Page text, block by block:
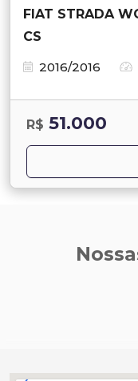
FIAT STRADA
CS
2016/2016
R$ 51.000